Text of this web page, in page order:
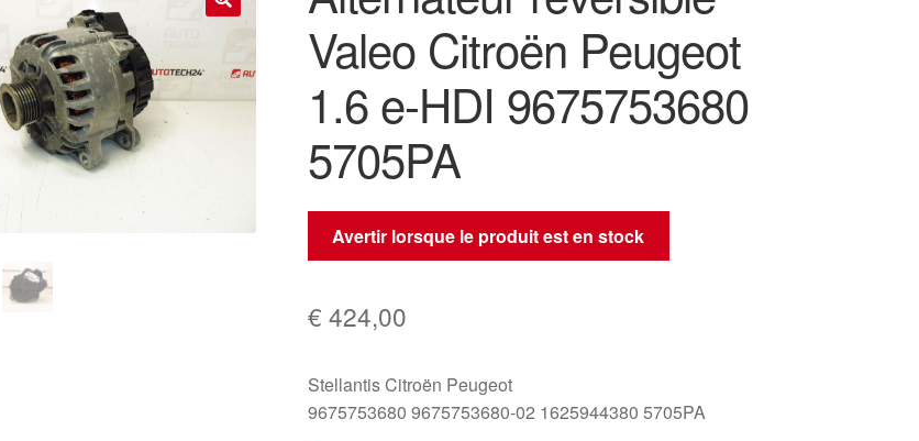
Valeo Citroën Peugeot
1.6 e-HDI 9675753680
5705PA
Avertir lorsque le produit est en stock
€ 424,00
Stellantis Citroën Peugeot
9675753680 9675753680-02 1625944380 5705PA